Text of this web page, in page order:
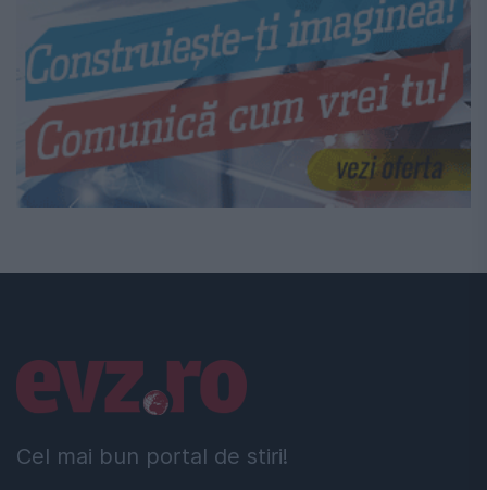
Cel mai bun portal de stiri!
Linkuri utile